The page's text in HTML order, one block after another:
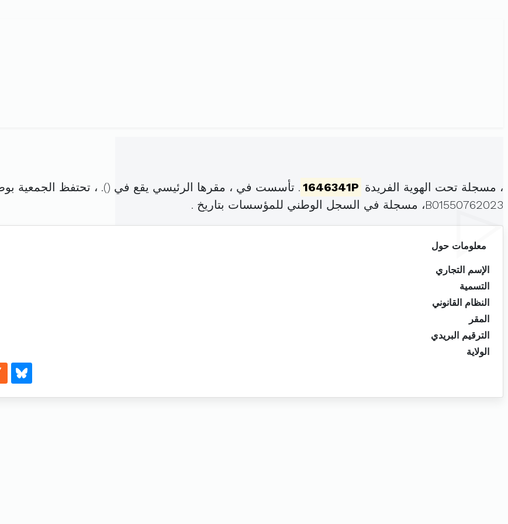
، مسجلة تحت الهوية الفريدة 1646341P . تأسست في ، مقرها الرئيسي يقع في (). ، تحتفظ الجمعية
B01550762023، مسجلة في السجل الوطني للمؤسسات بتاريخ .
معلومات حول
الإسم التجاري
التسمية
النظام القانوني
المقر
الترقيم البريدي
الولاية